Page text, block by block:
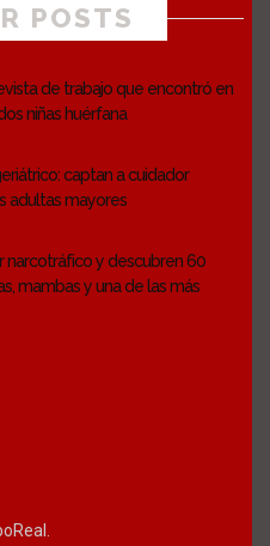
POSTS
de trabajo que encontró en
niñas huérfana
captan a cuidador
adultas mayores
narcotráfico y descubren 60
mambas y una de las más